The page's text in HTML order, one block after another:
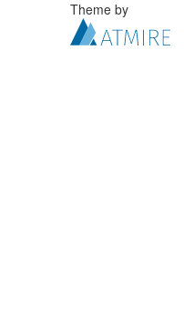
Theme by